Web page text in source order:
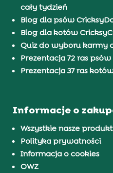
cały tydzień
Blog dla psów
Blog dla kotów
Quiz do wyboru karmy
Prezentacja 72 ras psów
Prezentacja 37 ras
Informacje o
Wszystkie nasze
Polityka prywatności
Informacja o cookies
OWZ